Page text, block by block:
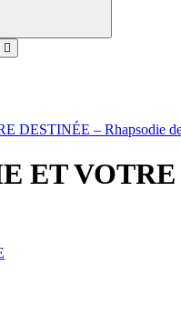
DESTINÉE – Rhapsodie
ET VOTRE